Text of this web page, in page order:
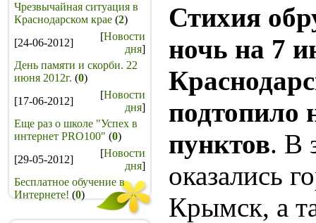
Чрезвычайная ситуация в
Краснодарском крае (2)
[24-06-2012]
[Новости
дня]
День памяти и скорби. 22
июня 2012г. (0)
[17-06-2012]
[Новости
дня]
Еще раз о школе "Успех в
интернет PRO100" (0)
[29-05-2012]
[Новости
дня]
Бесплатное обучение в
Интернете! (0)
Стихия
ночь на 7
подтопило
пунктов. В
оказались
Крымск, а